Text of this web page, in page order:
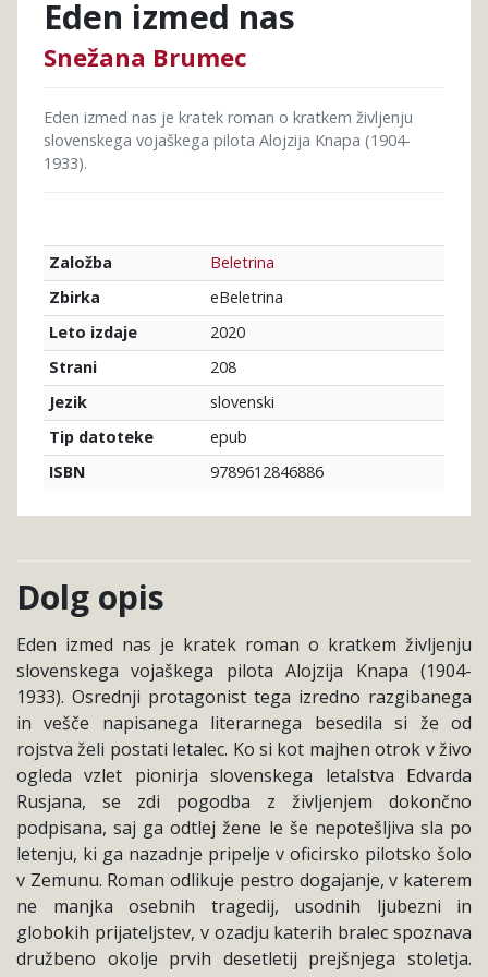
Eden izmed nas
Snežana Brumec
Eden izmed nas je kratek roman o kratkem življenju
slovenskega vojaškega pilota Alojzija Knapa (1904-
1933).
Založba
Beletrina
Zbirka
eBeletrina
Leto izdaje
2020
Strani
208
Jezik
slovenski
Tip datoteke
epub
ISBN
9789612846886
Dolg opis
Eden izmed nas je kratek roman o kratkem življenju
slovenskega vojaškega pilota Alojzija Knapa (1904-
1933). Osrednji protagonist tega izredno razgibanega
in vešče napisanega literarnega besedila si že od
rojstva želi postati letalec. Ko si kot majhen otrok v živo
ogleda vzlet pionirja slovenskega letalstva Edvarda
Rusjana, se zdi pogodba z življenjem dokončno
podpisana, saj ga odtlej žene le še nepotešljiva sla po
letenju, ki ga nazadnje pripelje v oficirsko pilotsko šolo
v Zemunu. Roman odlikuje pestro dogajanje, v katerem
ne manjka osebnih tragedij, usodnih ljubezni in
globokih prijateljstev, v ozadju katerih bralec spoznava
družbeno okolje prvih desetletij prejšnjega stoletja.